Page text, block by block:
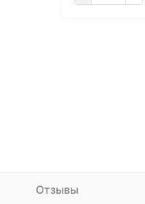
Отзывы